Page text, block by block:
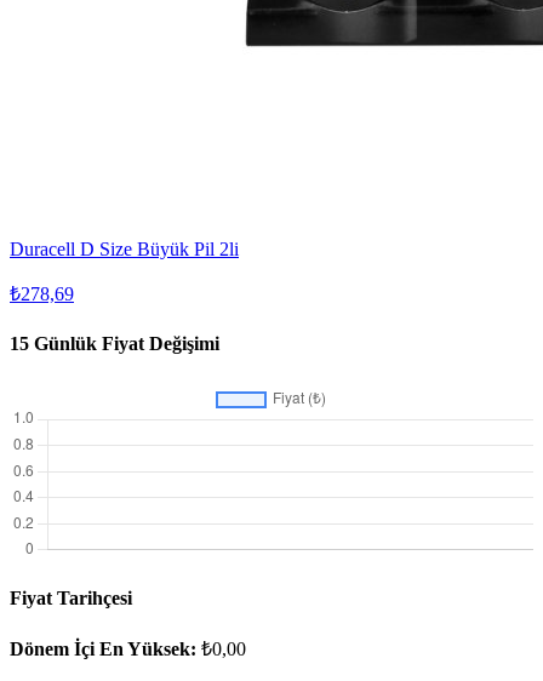
Duracell D Size Büyük Pil 2li
₺278,69
15 Günlük Fiyat Değişimi
Fiyat Tarihçesi
Dönem İçi En Yüksek: ₺0,00